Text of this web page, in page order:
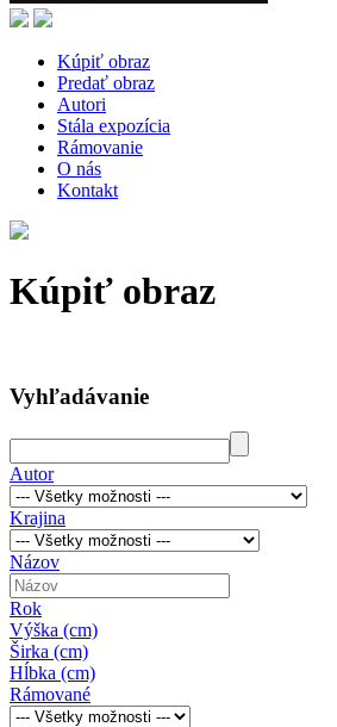
Kúpiť obraz
Predať obraz
Autori
Stála expozícia
Rámovanie
O nás
Kontakt
Kúpiť obraz
Vyhľadávanie
Autor
Krajina
Názov
Rok
Výška (cm)
Širka (cm)
Hĺbka (cm)
Rámované